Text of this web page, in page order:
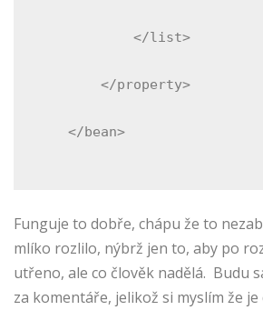
</list>
</property>
</bean>
Funguje to dobře, chápu že to
mlíko rozlilo, nýbrž jen to, aby po
utřeno, ale co člověk nadělá. Budu
za komentáře, jelikož si myslím že